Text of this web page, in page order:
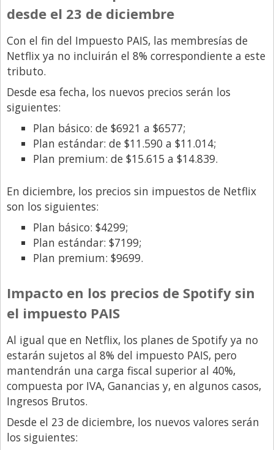
desde el 23 de diciembre
Con el fin del Impuesto PAIS, las membresías de
Netflix ya no incluirán el 8% correspondiente a este
tributo.
Desde esa fecha, los nuevos precios serán los
siguientes:
Plan básico: de $6921 a $6577;
Plan estándar: de $11.590 a $11.014;
Plan premium: de $15.615 a $14.839.
En diciembre, los precios sin impuestos de Netflix
son los siguientes:
Plan básico: $4299;
Plan estándar: $7199;
Plan premium: $9699.
Impacto en los precios de Spotify sin
el impuesto PAIS
Al igual que en Netflix, los planes de Spotify ya no
estarán sujetos al 8% del impuesto PAIS, pero
mantendrán una carga fiscal superior al 40%,
compuesta por IVA, Ganancias y, en algunos casos,
Ingresos Brutos.
Desde el 23 de diciembre, los nuevos valores serán
los siguientes: